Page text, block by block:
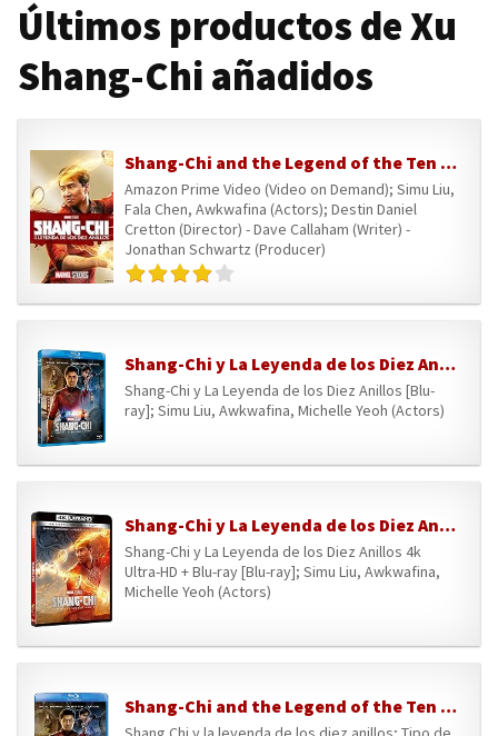
Últimos productos de Xu
Shang-Chi añadidos
Shang-Chi and the Legend of the Ten Rings (4K UHD)
Amazon Prime Video (Video on Demand); Simu Liu,
Fala Chen, Awkwafina (Actors); Destin Daniel
Cretton (Director) - Dave Callaham (Writer) -
Jonathan Schwartz (Producer)
Shang-Chi y La Leyenda de los Diez Anillos [Blu-ray]
Shang-Chi y La Leyenda de los Diez Anillos [Blu-
ray]; Simu Liu, Awkwafina, Michelle Yeoh (Actors)
Shang-Chi y La Leyenda de los Diez Anillos 4k Ultra-HD + Blu-ray [Blu-ray]
Shang-Chi y La Leyenda de los Diez Anillos 4k
Ultra-HD + Blu-ray [Blu-ray]; Simu Liu, Awkwafina,
Michelle Yeoh (Actors)
Shang-Chi and the Legend of the Ten Rings [Blu-ray]